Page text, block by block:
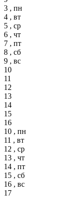
3 , пн
4 , вт
5 , ср
6 , чт
7 , пт
8 , сб
9 , вс
10
11
12
13
14
15
16
10 , пн
11 , вт
12 , ср
13 , чт
14 , пт
15 , сб
16 , вс
17